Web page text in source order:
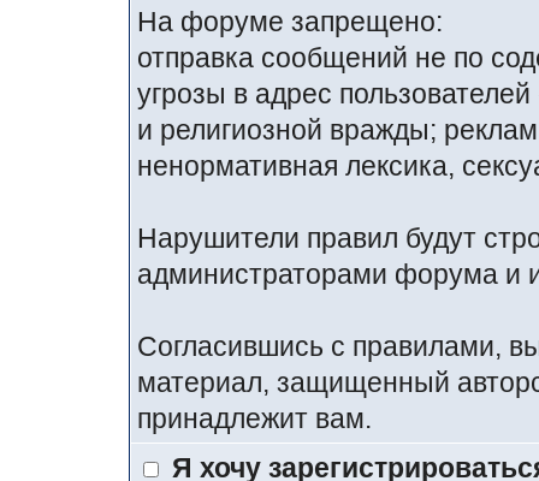
На форуме запрещено:
отправка сообщений не по
угрозы в адрес
и религиозной вражды;
ненормативная лексика,
Нарушители правил будут
администраторами форума и
Согласившись с правилами,
материал, защищенный
принадлежит вам.
Я хочу